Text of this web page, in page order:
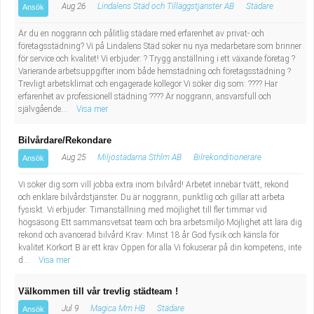
Ansök Aug 26 Lindalens Städ och Tilläggstjänster AB Städare
Är du en noggrann och pålitlig städare med erfarenhet av privat- och
företagsstädning? Vi på Lindalens Städ söker nu nya medarbetare som brinner
för service och kvalitet! Vi erbjuder: ? Trygg anställning i ett växande företag ?
Varierande arbetsuppgifter inom både hemstädning och företagsstädning ?
Trevligt arbetsklimat och engagerade kollegor Vi söker dig som: ???? Har
erfarenhet av professionell städning ???? Är noggrann, ansvarsfull och
självgående...
Visa mer
Bilvårdare/Rekondare
Ansök Aug 25 Miljöstädarna Sthlm AB Bilrekonditionerare
Vi söker dig som vill jobba extra inom bilvård! Arbetet innebär tvätt, rekond
och enklare bilvårdstjänster. Du är noggrann, punktlig och gillar att arbeta
fysiskt. Vi erbjuder: Timanställning med möjlighet till fler timmar vid
högsäsong Ett sammansvetsat team och bra arbetsmiljö Möjlighet att lära dig
rekond och avancerad bilvård Krav: Minst 18 år God fysik och känsla för
kvalitet Körkort B är ett krav Öppen för alla Vi fokuserar på din kompetens, inte
d...
Visa mer
Välkommen till vår trevlig städteam !
Ansök Jul 9 Magica Mm HB Städare